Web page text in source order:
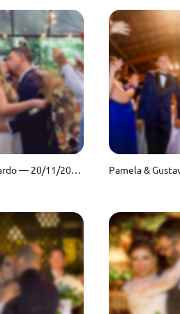
Patricia e Ricardo — 20/11/2021 — Chácara São Jorge